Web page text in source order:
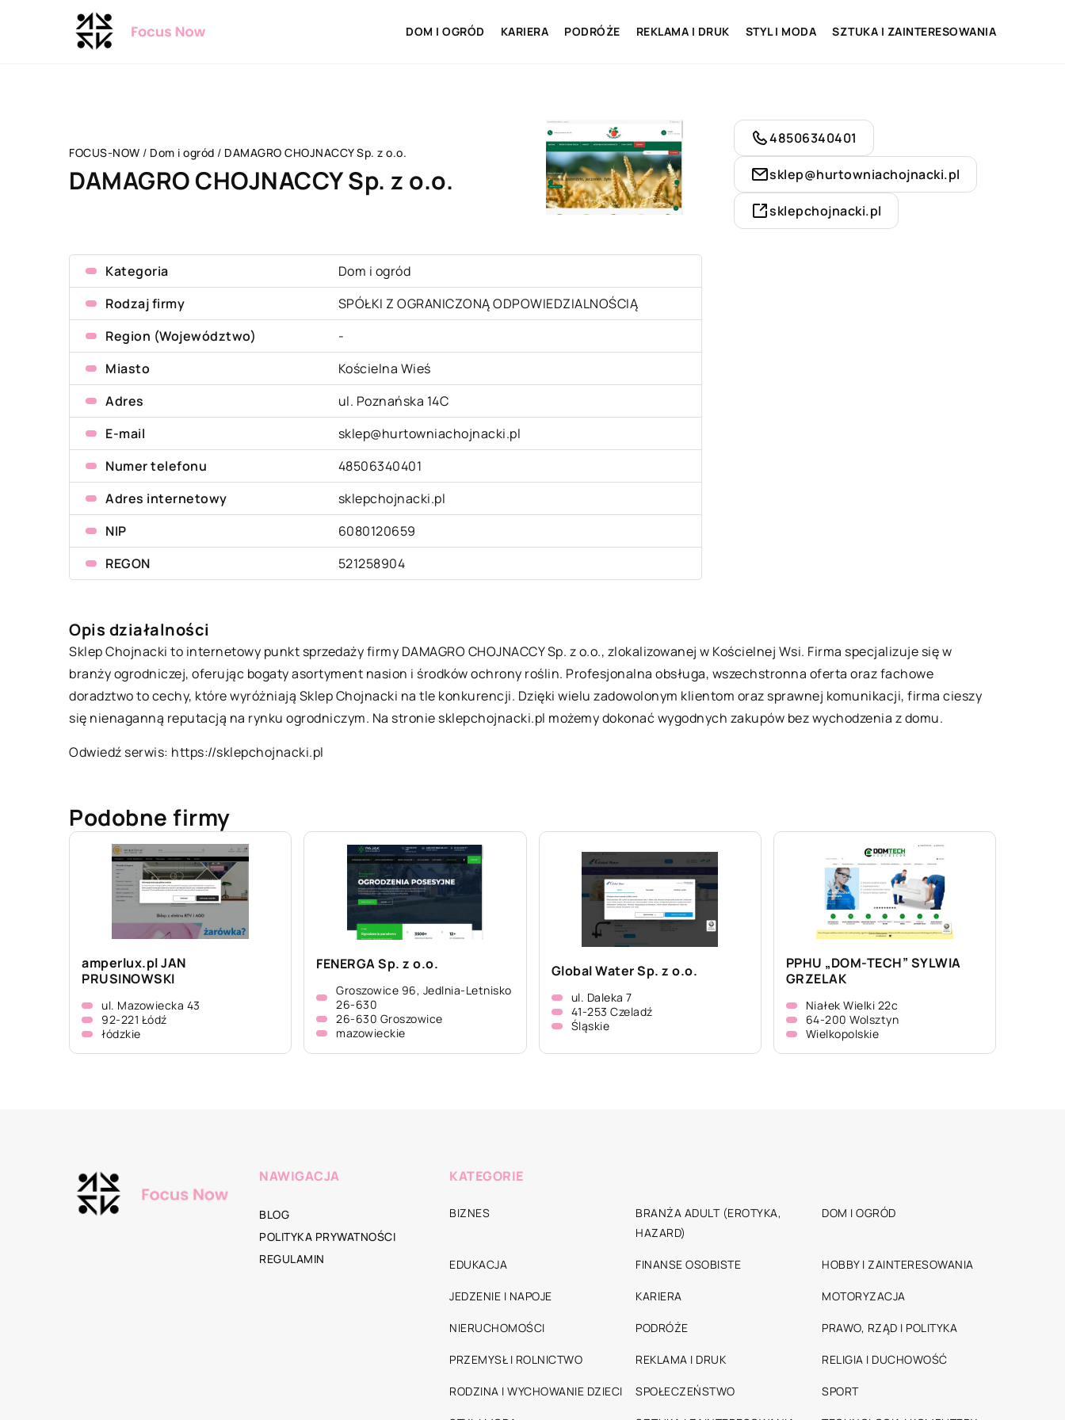
DOM I OGRÓD KARIERA PODRÓŻE REKLAMA I DRUK STYL I MODA SZTUKA I ZAINTERESOWANIA
FOCUS-NOW / Dom i ogród / DAMAGRO CHOJNACCY Sp. z o.o.
DAMAGRO CHOJNACCY Sp. z o.o.
Kategoria
Dom i ogród
Rodzaj firmy
SPÓŁKI Z OGRANICZONĄ ODPOWIEDZIALNOŚCIĄ
Region (Województwo)
-
Miasto
Kościelna Wieś
Adres
ul. Poznańska 14C
E-mail
sklep@hurtowniachojnacki.pl
Numer telefonu
48506340401
Adres internetowy
sklepchojnacki.pl
NIP
6080120659
REGON
521258904
48506340401
sklep@hurtowniachojnacki.pl
sklepchojnacki.pl
Opis działalności
Sklep Chojnacki to internetowy punkt sprzedaży firmy DAMAGRO CHOJNACCY Sp. z o.o., zlokalizowanej w Kościelnej Wsi. Firma specjalizuje się w
branży ogrodniczej, oferując bogaty asortyment nasion i środków ochrony roślin. Profesjonalna obsługa, wszechstronna oferta oraz fachowe
doradztwo to cechy, które wyróżniają Sklep Chojnacki na tle konkurencji. Dzięki wielu zadowolonym klientom oraz sprawnej komunikacji, firma cieszy
się nienaganną reputacją na rynku ogrodniczym. Na stronie sklepchojnacki.pl możemy dokonać wygodnych zakupów bez wychodzenia z domu.
Odwiedź serwis: https://sklepchojnacki.pl
Podobne firmy
amperlux.pl JAN
PRUSINOWSKI
ul. Mazowiecka 43
92-221 Łódź
łódzkie
FENERGA Sp. z o.o.
Groszowice 96, Jedlnia-Letnisko
26-630
26-630 Groszowice
mazowieckie
Global Water Sp. z o.o.
ul. Daleka 7
41-253 Czeladź
Śląskie
PPHU „DOM-TECH” SYLWIA
GRZELAK
Niałek Wielki 22c
64-200 Wolsztyn
Wielkopolskie
NAWIGACJA
BLOG
POLITYKA PRYWATNOŚCI
REGULAMIN
KATEGORIE
BIZNES
BRANŻA ADULT (EROTYKA,
HAZARD)
DOM I OGRÓD
EDUKACJA FINANSE OSOBISTE HOBBY I ZAINTERESOWANIA
JEDZENIE I NAPOJE KARIERA MOTORYZACJA
NIERUCHOMOŚCI PODRÓŻE PRAWO, RZĄD I POLITYKA
PRZEMYSŁ I ROLNICTWO REKLAMA I DRUK RELIGIA I DUCHOWOŚĆ
RODZINA I WYCHOWANIE DZIECI SPOŁECZEŃSTWO SPORT